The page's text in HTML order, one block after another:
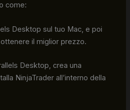
come:
Desktop sul tuo Mac, e poi
il miglior prezzo.
Desktop, crea una
NinjaTrader all’interno della